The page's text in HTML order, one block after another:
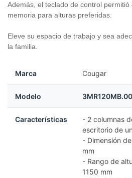
Además, el teclado de control
memoria para alturas preferidas.
Eleve su espacio de trabajo y sea
la familia.
Marca Cougar
Modelo
Características
- 2 columnas
escritorio de
- Dimensión
mm
- Rango de
1150 mm